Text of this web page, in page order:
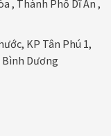
, Thành Phố Dĩ An ,
KP Tân Phú 1,
Dương